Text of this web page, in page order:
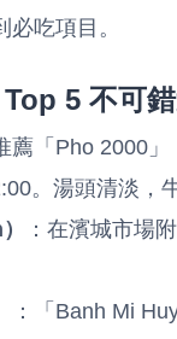
吃項目。
5 不可
薦「Pho 2000
。湯頭清淡，
：在濱城市場
：「Banh Mi